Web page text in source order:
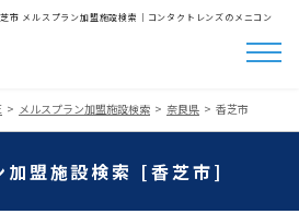
市 メルスプラン加盟施設検索│コンタクトレンズのメニコン
メルスプラン加盟施設検索 奈良県 香芝市
加盟施設検索 [香芝市]